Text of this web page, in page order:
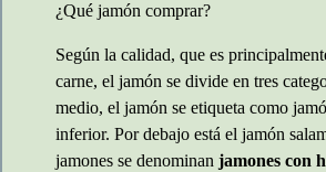
¿Qué jamón comprar?
Según la calidad, que es
carne, el jamón se divide en tres
medio, el jamón se etiqueta como
inferior. Por debajo está el jamón
jamones se denominan jamones con